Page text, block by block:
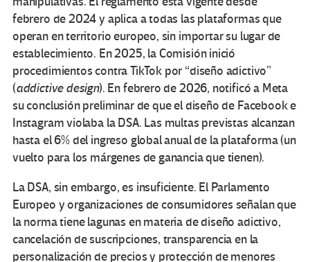
febrero de 2024 y aplica a todas las plataformas que
operan en territorio europeo, sin importar su lugar de
establecimiento. En 2025, la Comisión inició
procedimientos contra TikTok por “diseño adictivo”
(addictive design). En febrero de 2026, notificó a Meta
su conclusión preliminar de que el diseño de Facebook e
Instagram violaba la DSA. Las multas previstas alcanzan
hasta el 6% del ingreso global anual de la plataforma (un
vuelto para los márgenes de ganancia que tienen).
La DSA, sin embargo, es insuficiente. El Parlamento
Europeo y organizaciones de consumidores señalan que
la norma tiene lagunas en materia de diseño adictivo,
cancelación de suscripciones, transparencia en la
personalización de precios y protección de menores